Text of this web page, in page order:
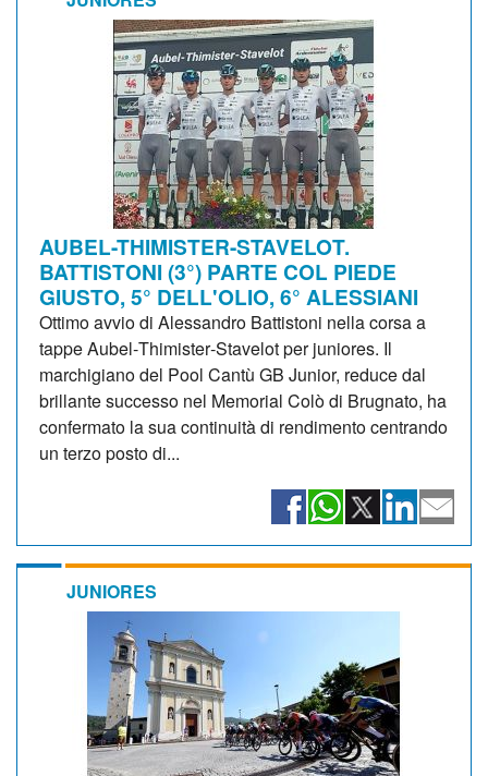
AUBEL-THIMISTER-STAVELOT.
BATTISTONI (3°) PARTE COL PIEDE
GIUSTO, 5° DELL'OLIO, 6° ALESSIANI
Ottimo avvio di Alessandro Battistoni nella corsa a
tappe Aubel‑Thimister‑Stavelot per juniores. Il
marchigiano del Pool Cantù GB Junior, reduce dal
brillante successo nel Memorial Colò di Brugnato, ha
confermato la sua continuità di rendimento centrando
un terzo posto di...
JUNIORES